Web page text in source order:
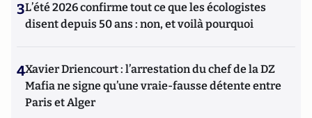
3L’été 2026 confirme tout ce que les écologistes
disent depuis 50 ans : non, et voilà pourquoi
4Xavier Driencourt : l’arrestation du chef de la DZ
Mafia ne signe qu’une vraie-fausse détente entre
Paris et Alger